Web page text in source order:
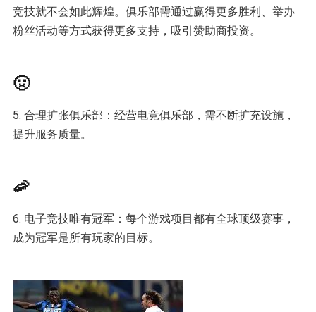
竞技就不会如此辉煌。俱乐部需通过赢得更多胜利、举办
粉丝活动等方式获得更多支持，吸引赞助商投资。
🤢
5. 合理扩张俱乐部：经营电竞俱乐部，需不断扩充设施，
提升服务质量。
🦐
6. 电子竞技唯有冠军：每个游戏项目都有全球顶级赛事，
成为冠军是所有玩家的目标。